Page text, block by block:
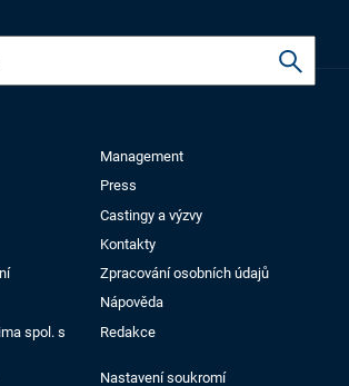
Management
Press
Castingy a výzvy
Kontakty
Zpracování osobních údajů
Nápověda
spol. s
Redakce
Nastavení soukromí